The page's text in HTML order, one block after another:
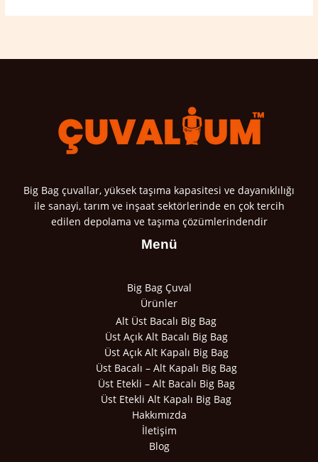
Big Bag çuvallar, yüksek taşıma kapasitesi ve dayanıklılığı
ile sanayi, tarım ve inşaat sektörlerinde en çok tercih
edilen depolama ve taşıma çözümlerindendir
Menü
Big Bag Çuval
Ürünler
Alt Üst Bacalı Big Bag
Üst Açık Alt Bacalı Big Bag
Üst Açık Alt Kapalı Big Bag
Üst Bacalı – Alt Kapalı Big Bag
Üst Etekli – Alt Bacalı Big Bag
Üst Etekli Alt Kapalı Big Bag
Hakkımızda
İletişim
Blog